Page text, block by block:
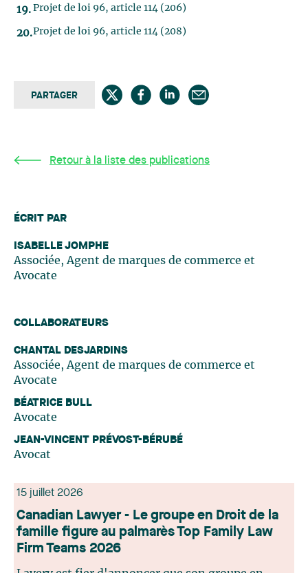
Projet de loi 96, article 114 (206)
Projet de loi 96, article 114 (208)
PARTAGER
Retour à la liste des publications
ÉCRIT PAR
ISABELLE JOMPHE
Associée, Agent de marques de commerce et
Avocate
COLLABORATEURS
CHANTAL DESJARDINS
Associée, Agent de marques de commerce et
Avocate
BÉATRICE BULL
Avocate
JEAN-VINCENT PRÉVOST-BÉRUBÉ
Avocat
15 juillet 2026
Canadian Lawyer - Le groupe en Droit de la
famille figure au palmarès Top Family Law
Firm Teams 2026